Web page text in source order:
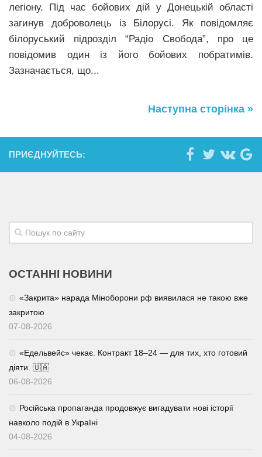
легіону. Під час бойових дій у Донецькій області
загинув доброволець із Білорусі. Як повідомляє
білоруський підрозділ “Радіо Свобода”, про це
повідомив один із його бойових побратимів.
Зазначається, що...
Наступна сторінка »
ПРИЄДНУЙТЕСЬ:
ОСТАННІ НОВИНИ
«Закрита» нарада Міноборони рф виявилася не такою вже
закритою
07-08-2026
«Едельвейс» чекає. Контракт 18–24 — для тих, хто готовий
діяти. 🇺🇦
06-08-2026
Російська пропаганда продовжує вигадувати нові історії
навколо подій в Україні
04-08-2026